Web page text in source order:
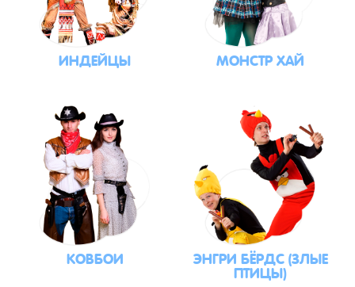
ИНДЕЙЦЫ МОНСТР ХАЙ
КОВБОИ ЭНГРИ БЁРДС (ЗЛЫЕ
ПТИЦЫ)